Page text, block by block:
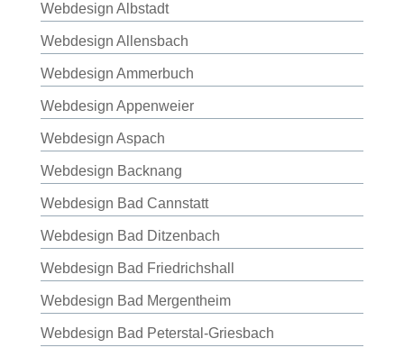
Webdesign Albstadt
Webdesign Allensbach
Webdesign Ammerbuch
Webdesign Appenweier
Webdesign Aspach
Webdesign Backnang
Webdesign Bad Cannstatt
Webdesign Bad Ditzenbach
Webdesign Bad Friedrichshall
Webdesign Bad Mergentheim
Webdesign Bad Peterstal-Griesbach